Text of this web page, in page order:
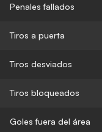
Penales fallados
Tiros a puerta
Tiros desviados
Tiros bloqueados
Goles fuera del área